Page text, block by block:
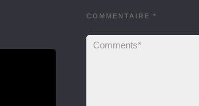
COMMENTAIRE *